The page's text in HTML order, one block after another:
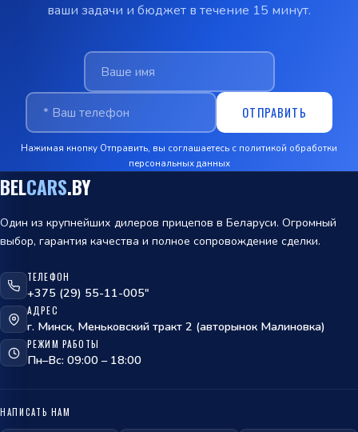
ваши задачи и бюджет в течение 15 минут.
ОТПРАВИТЬ
Нажимая кнопку Отправить, вы соглашаетесь с политикой обработки
персональных данных
BELCARS.BY
Один из крупнейших дилеров прицепов в Беларуси. Огромный
выбор, гарантия качества и полное сопровождение сделки.
ТЕЛЕФОН
+375 (29) 55-11-005"
АДРЕС
г. Минск, Меньковский тракт 2 (авторынок Малиновка)
РЕЖИМ РАБОТЫ
Пн–Вс: 09:00 – 18:00
НАПИСАТЬ НАМ